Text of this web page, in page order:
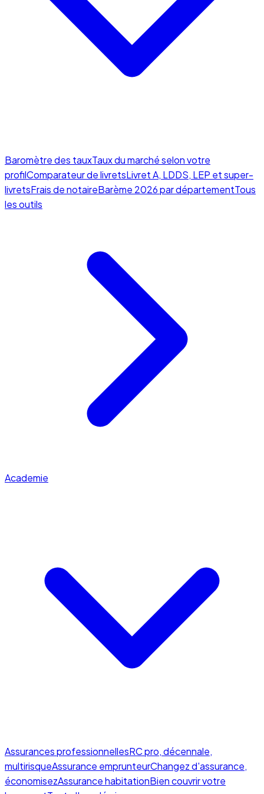
Baromètre des tauxTaux du marché selon votre
profilComparateur de livretsLivret A, LDDS, LEP et super-
livretsFrais de notaireBarème 2026 par départementTous
les outils
Academie
Assurances professionnellesRC pro, décennale,
multirisqueAssurance emprunteurChangez d'assurance,
économisezAssurance habitationBien couvrir votre